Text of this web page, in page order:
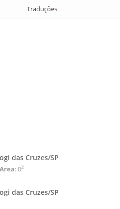
Traduções
das Cruzes/SP
Area: 02
das Cruzes/SP